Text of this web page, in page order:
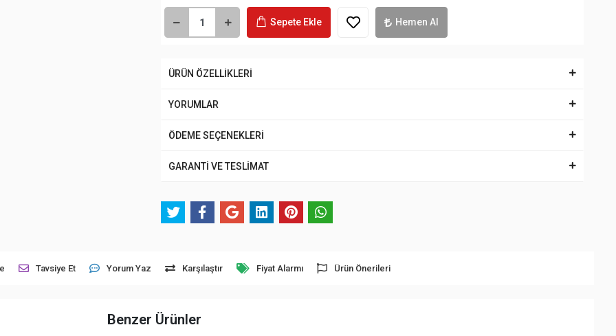
Sepete Ekle Hemen Al
ÜRÜN ÖZELLİKLERİ
YORUMLAR
ÖDEME SEÇENEKLERİ
GARANTİ VE TESLİMAT
Tavsiye Et Yorum Yaz Karşılaştır Fiyat Alarmı Ürün Önerileri
Benzer Ürünler